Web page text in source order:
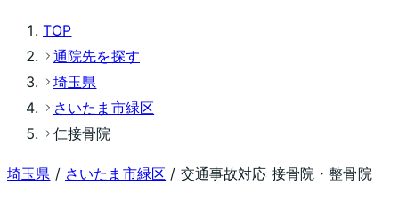
TOP
通院先を探す
埼玉県
さいたま市緑区
仁接骨院
埼玉県 / さいたま市緑区 / 交通事故対応 接骨院・整骨院